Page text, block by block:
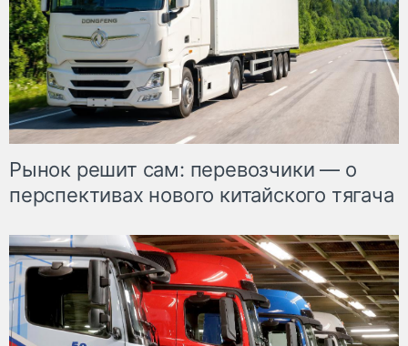
Рынок решит сам: перевозчики — о
перспективах нового китайского тягача